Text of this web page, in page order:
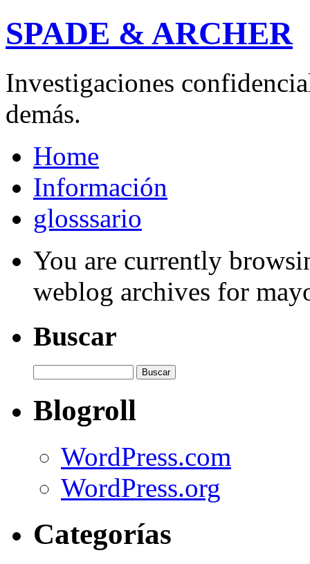
SPADE & ARCHER
Investigaciones
demás.
Home
Información
glosssario
You are currently
weblog archives for
Buscar
Blogroll
WordPress.com
WordPress.org
Categorías